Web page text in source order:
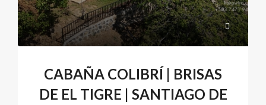
CABAÑA COLIBRÍ | BRISAS
DE EL TIGRE | SANTIAGO DE